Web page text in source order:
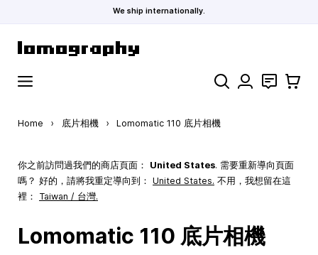
We ship internationally.
Search 聯絡 購物車
Home › 底片相機 › Lomomatic 110 底片相機
你之前訪問過我們的商店頁面： United States. 需要重新導向頁面
嗎？ 好的，請將我重定導向到： United States. 不用，我想留在這
裡： Taiwan / 台灣.
Lomomatic 110 底片相機